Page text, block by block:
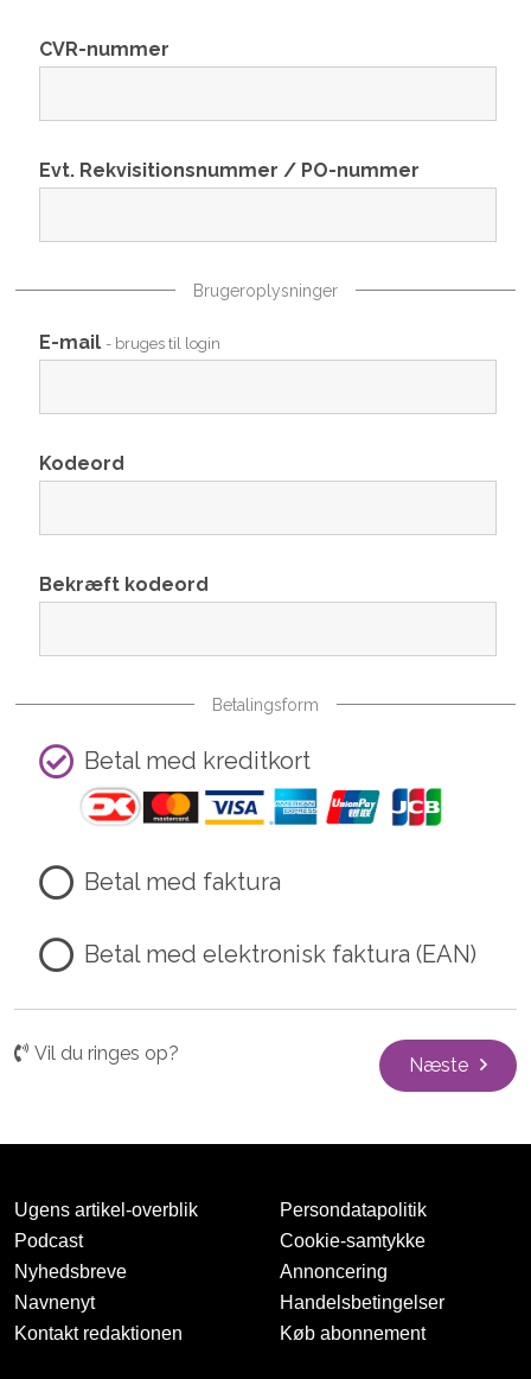
CVR-nummer
Evt. Rekvisitionsnummer / PO-nummer
Brugeroplysninger
E-mail - bruges til login
Kodeord
Bekræft kodeord
Betalingsform
Betal med kreditkort
Betal med faktura
Betal med elektronisk faktura (EAN)
Vil du ringes op?
Næste
Ugens artikel-overblik
Podcast
Nyhedsbreve
Navnenyt
Kontakt redaktionen
Persondatapolitik
Cookie-samtykke
Annoncering
Handelsbetingelser
Køb abonnement